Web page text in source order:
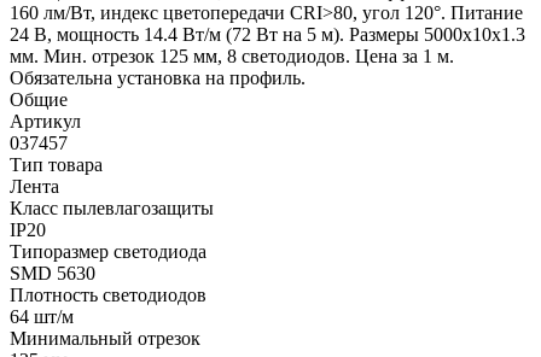
160 лм/Вт, индекс цветопередачи CRI>80, угол 120°. Питание
24 В, мощность 14.4 Вт/м (72 Вт на 5 м). Размеры 5000x10x1.3
мм. Мин. отрезок 125 мм, 8 светодиодов. Цена за 1 м.
Обязательна установка на профиль.
Общие
Артикул
037457
Тип товара
Лента
Класс пылевлагозащиты
IP20
Типоразмер светодиода
SMD 5630
Плотность светодиодов
64 шт/м
Минимальный отрезок